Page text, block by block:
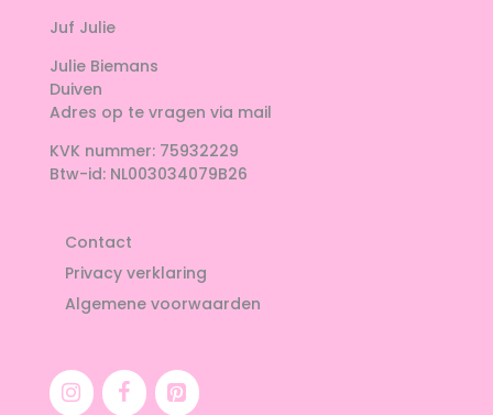
Juf Julie
Julie Biemans
Duiven
Adres op te vragen via mail
KVK nummer: 75932229
Btw-id: NL003034079B26
Contact
Privacy verklaring
Algemene voorwaarden